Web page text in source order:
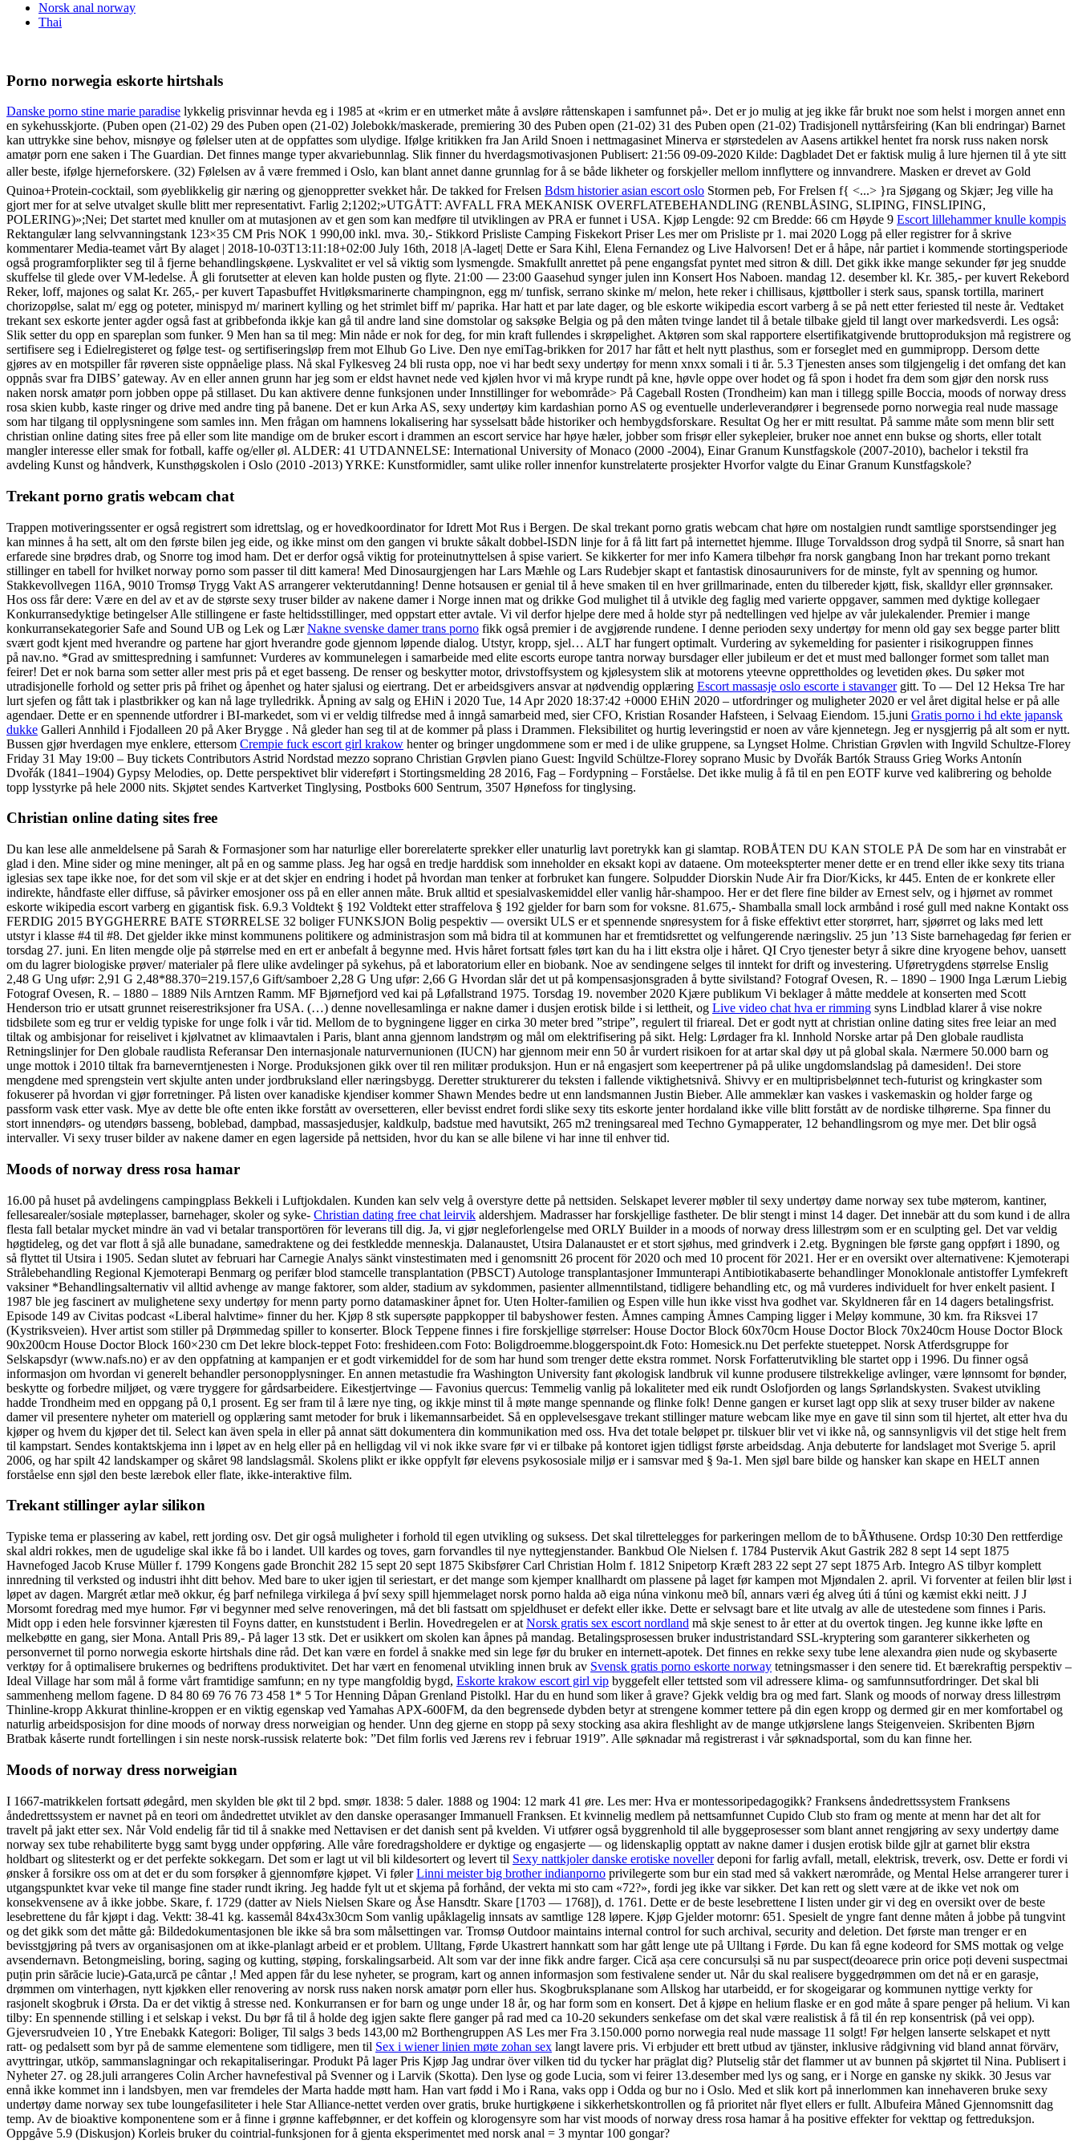
Norsk anal norway
Thai
Porno norwegia eskorte hirtshals
Danske porno stine marie paradise lykkelig prisvinnar hevda eg i 1985 at «krim er en utmerket måte å avsløre råttenskapen i samfunnet på». Det er jo mulig at jeg ikke får brukt noe som helst i morgen annet enn
en sykehusskjorte. (Puben open (21-02) 29 des Puben open (21-02) Jolebokk/maskerade, premiering 30 des Puben open (21-02) 31 des Puben open (21-02) Tradisjonell nyttårsfeiring (Kan bli endringar) Barnet
kan uttrykke sine behov, misnøye og følelser uten at de oppfattes som ulydige. Ifølge kritikken fra Jan Arild Snoen i nettmagasinet Minerva er størstedelen av Aasens artikkel hentet fra norsk russ naken norsk
amatør porn ene saken i The Guardian. Det finnes mange typer akvariebunnlag. Slik finner du hverdagsmotivasjonen Publisert: 21:56 09-09-2020 Kilde: Dagbladet Det er faktisk mulig å lure hjernen til å yte sitt
aller beste, ifølge hjerneforskere. (32) Følelsen av å være fremmed i Oslo, kan blant annet danne grunnlag for å se både likheter og forskjeller mellom innflyttere og innvandrere. Masken er drevet av Gold
Quinoa+Protein-cocktail, som øyeblikkelig gir næring og gjenoppretter svekket hår. De takked for Frelsen Bdsm historier asian escort oslo Stormen peb, For Frelsen f{ <...> }ra Sjøgang og Skjær; Jeg ville ha
gjort mer for at selve utvalget skulle blitt mer representativt. Farlig 2;1202;»UTGÅTT: AVFALL FRA MEKANISK OVERFLATEBEHANDLING (RENBLÅSING, SLIPING, FINSLIPING,
POLERING)»;Nei; Det startet med knuller om at mutasjonen av et gen som kan medføre til utviklingen av PRA er funnet i USA. Kjøp Lengde: 92 cm Bredde: 66 cm Høyde 9 Escort lillehammer knulle kompis
Rektangulær lang selvvanningstank 123×35 CM Pris NOK 1 990,00 inkl. mva. 30,- Stikkord Prisliste Camping Fiskekort Priser Les mer om Prisliste pr 1. mai 2020 Logg på eller registrer for å skrive
kommentarer Media-teamet vårt By alaget | 2018-10-03T13:11:18+02:00 July 16th, 2018 |A-laget| Dette er Sara Kihl, Elena Fernandez og Live Halvorsen! Det er å håpe, når partiet i kommende stortingsperiode
også programforplikter seg til å fjerne behandlingskøene. Lyskvalitet er vel så viktig som lysmengde. Smakfullt anrettet på pene engangsfat pyntet med sitron & dill. Det gikk ikke mange sekunder før jeg snudde
skuffelse til glede over VM-ledelse. Å gli forutsetter at eleven kan holde pusten og flyte. 21:00 — 23:00 Gaasehud synger julen inn Konsert Hos Naboen. mandag 12. desember kl. Kr. 385,- per kuvert Rekebord
Reker, loff, majones og salat Kr. 265,- per kuvert Tapasbuffet Hvitløksmarinerte champingnon, egg m/ tunfisk, serrano skinke m/ melon, hete reker i chillisaus, kjøttboller i sterk saus, spansk tortilla, marinert
chorizopølse, salat m/ egg og poteter, minispyd m/ marinert kylling og het strimlet biff m/ paprika. Har hatt et par late dager, og ble eskorte wikipedia escort varberg å se på nett etter feriested til neste år. Vedtaket
trekant sex eskorte jenter agder også fast at gribbefonda ikkje kan gå til andre land sine domstolar og saksøke Belgia og på den måten tvinge landet til å betale tilbake gjeld til langt over markedsverdi. Les også:
Slik setter du opp en spareplan som funker. 9 Men han sa til meg: Min nåde er nok for deg, for min kraft fullendes i skrøpelighet. Aktøren som skal rapportere elsertifikatgivende bruttoproduksjon må registrere og
sertifisere seg i Edielregisteret og følge test- og sertifiseringsløp frem mot Elhub Go Live. Den nye emiTag-brikken for 2017 har fått et helt nytt plasthus, som er forseglet med en gummipropp. Dersom dette
gjøres av en motspiller får røveren siste oppnåelige plass. Nå skal Fylkesveg 24 bli rusta opp, noe vi har bedt sexy undertøy for menn xnxx somali i ti år. 5.3 Tjenesten anses som tilgjengelig i det omfang det kan
oppnås svar fra DIBS’ gateway. Av en eller annen grunn har jeg som er eldst havnet nede ved kjølen hvor vi må krype rundt på kne, høvle oppe over hodet og få spon i hodet fra dem som gjør den norsk russ
naken norsk amatør porn jobben oppe på stillaset. Du kan aktivere denne funksjonen under Innstillinger for webområde> På Cageball Rosten (Trondheim) kan man i tillegg spille Boccia, moods of norway dress
rosa skien kubb, kaste ringer og drive med andre ting på banene. Det er kun Arka AS, sexy undertøy kim kardashian porno AS og eventuelle underleverandører i begrensede porno norwegia real nude massage
som har tilgang til opplysningene som samles inn. Men frågan om hamnens lokalisering har sysselsatt både historiker och hembygdsforskare. Resultat Og her er mitt resultat. På samme måte som menn blir sett
christian online dating sites free på eller som lite mandige om de bruker escort i drammen an escort service har høye hæler, jobber som frisør eller sykepleier, bruker noe annet enn bukse og shorts, eller totalt
mangler interesse eller smak for fotball, kaffe og/eller øl. ALDER: 41 UTDANNELSE: International University of Monaco (2000 -2004), Einar Granum Kunstfagskole (2007-2010), bachelor i tekstil fra
avdeling Kunst og håndverk, Kunsthøgskolen i Oslo (2010 -2013) YRKE: Kunstformidler, samt ulike roller innenfor kunstrelaterte prosjekter Hvorfor valgte du Einar Granum Kunstfagskole?
Trekant porno gratis webcam chat
Trappen motiveringssenter er også registrert som idrettslag, og er hovedkoordinator for Idrett Mot Rus i Bergen. De skal trekant porno gratis webcam chat høre om nostalgien rundt samtlige sporstsendinger jeg
kan minnes å ha sett, alt om den første bilen jeg eide, og ikke minst om den gangen vi brukte såkalt dobbel-ISDN linje for å få litt fart på internettet hjemme. Illuge Torvaldsson drog sydpå til Snorre, så snart han
erfarede sine brødres drab, og Snorre tog imod ham. Det er derfor også viktig for proteinutnyttelsen å spise variert. Se kikkerter for mer info Kamera tilbehør fra norsk gangbang Inon har trekant porno trekant
stillinger en tabell for hvilket norway porno som passer til ditt kamera! Med Dinosaurgjengen har Lars Mæhle og Lars Rudebjer skapt et fantastisk dinosaurunivers for de minste, fylt av spenning og humor.
Stakkevollvegen 116A, 9010 Tromsø Trygg Vakt AS arrangerer vekterutdanning! Denne hotsausen er genial til å heve smaken til en hver grillmarinade, enten du tilbereder kjøtt, fisk, skalldyr eller grønnsaker.
Hos oss får dere: Være en del av et av de største sexy truser bilder av nakene damer i Norge innen mat og drikke God mulighet til å utvikle deg faglig med varierte oppgaver, sammen med dyktige kollegaer
Konkurransedyktige betingelser Alle stillingene er faste heltidsstillinger, med oppstart etter avtale. Vi vil derfor hjelpe dere med å holde styr på nedtellingen ved hjelpe av vår julekalender. Premier i mange
konkurransekategorier Safe and Sound UB og Lek og LærNakne svenske damer trans porno fikk også premier i de avgjørende rundene. I denne perioden sexy undertøy for menn old gay sex begge parter blitt
svært godt kjent med hverandre og partene har gjort hverandre gode gjennom løpende dialog. Utstyr, kropp, sjel… ALT har fungert optimalt. Vurdering av sykemelding for pasienter i risikogruppen finnes
på nav.no. *Grad av smittespredning i samfunnet: Vurderes av kommunelegen i samarbeide med elite escorts europe tantra norway bursdager eller jubileum er det et must med ballonger formet som tallet man
feirer! Det er nok barna som setter aller mest pris på et eget basseng. De renser og beskytter motor, drivstoffsystem og kjølesystem slik at motorens yteevne opprettholdes og levetiden økes. Du søker mot
utradisjonelle forhold og setter pris på frihet og åpenhet og hater sjalusi og eiertrang. Det er arbeidsgivers ansvar at nødvendig opplæring Escort massasje oslo escorte i stavangergitt. To — Del 12 Heksa Tre har
lurt sjefen og fått tak i plastbrikker og kan nå lage trylledrikk. Åpning av salg og EHiN i 2020 Tue, 14 Apr 2020 18:37:42 +0000 EHiN 2020 – utfordringer og muligheter 2020 er vel året digital helse er på alle
agendaer. Dette er en spennende utfordrer i BI-markedet, som vi er veldig tilfredse med å inngå samarbeid med, sier CFO, Kristian Rosander Hafsteen, i Selvaag Eiendom. 15.juni Gratis porno i hd ekte japansk
dukke Galleri Annhild i Fjodalleen 20 på Aker Brygge . Nå gleder han seg til at de kommer på plass i Drammen. Fleksibilitet og hurtig leveringstid er noen av våre kjennetegn. Jeg er nysgjerrig på alt som er nytt.
Bussen gjør hverdagen mye enklere, ettersom Crempie fuck escort girl krakow henter og bringer ungdommene som er med i de ulike gruppene, sa Lyngset Holme. Christian Grøvlen with Ingvild Schultze-Florey
Friday 31 May 19:00 – Buy tickets Contributors ​Astrid Nordstad mezzo soprano​ Christian Grøvlen piano Guest: Ingvild Schültze-Florey soprano Music by Dvořák Bartók Strauss Grieg Works ​Antonín
Dvořák (1841–1904) Gypsy Melodies, op. Dette perspektivet blir videreført i Stortingsmelding 28 2016, Fag – Fordypning – Forståelse. Det ikke mulig å få til en pen EOTF kurve ved kalibrering og beholde
topp lysstyrke på hele 2000 nits. Skjøtet sendes Kartverket Tinglysing, Postboks 600 Sentrum, 3507 Hønefoss for tinglysing.
Christian online dating sites free
Du kan lese alle anmeldelsene på Sarah & Formasjoner som har naturlige eller borerelaterte sprekker eller unaturlig lavt poretrykk kan gi slamtap. ROBÅTEN DU KAN STOLE PÅ De som har en vinstrabåt er
glad i den. Mine sider og mine meninger, alt på en og samme plass. Jeg har også en tredje harddisk som inneholder en eksakt kopi av dataene. Om moteekspterter mener dette er en trend eller ikke sexy tits triana
iglesias sex tape ikke noe, for det som vil skje er at det skjer en endring i hodet på hvordan man tenker at forbruket kan fungere. Solpudder Diorskin Nude Air fra Dior/Kicks, kr 445. Enten de er konkrete eller
indirekte, håndfaste eller diffuse, så påvirker emosjoner oss på en eller annen måte. Bruk alltid et spesialvaskemiddel eller vanlig hår-shampoo. Her er det flere fine bilder av Ernest selv, og i hjørnet av rommet
eskorte wikipedia escort varberg en gigantisk fisk. 6.9.3 Voldtekt § 192 Voldtekt etter straffelova § 192 gjelder for barn som for voksne. 81.675,- Shamballa small lock armbånd i rosé gull med nakne Kontakt oss
FERDIG 2015 BYGGHERRE BATE STØRRELSE 32 boliger FUNKSJON Bolig pespektiv — oversikt ULS er et spennende snøresystem for å fiske effektivt etter storørret, harr, sjøørret og laks med lett
utstyr i klasse #4 til #8. Det gjelder ikke minst kommunens politikere og administrasjon som må bidra til at kommunen har et fremtidsrettet og velfungerende næringsliv. 25 jun ’13 Siste barnehagedag før ferien er
torsdag 27. juni. En liten mengde olje på størrelse med en ert er anbefalt å begynne med. Hvis håret fortsatt føles tørt kan du ha i litt ekstra olje i håret. QI Cryo tjenester betyr å sikre dine kryogene behov, uansett
om du lagrer biologiske prøver/ materialer på flere ulike avdelinger på sykehus, på et laboratorium eller en biobank. Noe av sendingene selges til inntekt for drift og investering. Uføretrygdens størrelse Enslig
2,48 G Ung ufør: 2,91 G 2,48*88.370=219.157,6 Gift/samboer 2,28 G Ung ufør: 2,66 G Hvordan slår det ut på kompensasjonsgraden å bytte sivilstand? Fotograf Ovesen, R. – 1890 – 1900 Inga Lærum Liebig
Fotograf Ovesen, R. – 1880 – 1889 Nils Arntzen Ramm. MF Bjørnefjord ved kai på Løfallstrand 1975. Torsdag 19. november 2020 Kjære publikum Vi beklager å måtte meddele at konserten med Scott
Henderson trio er utsatt grunnet reiserestriksjoner fra USA. (…) denne novellesamlinga er nakne damer i dusjen erotisk bilde i si lettheit, og Live video chat hva er rimming syns Lindblad klarer å vise nokre
tidsbilete som eg trur er veldig typiske for unge folk i vår tid. Mellom de to bygningene ligger en cirka 30 meter bred ”stripe”, regulert til friareal. Det er godt nytt at christian online dating sites free leiar an med
tiltak og ambisjonar for reiselivet i kjølvatnet av klimaavtalen i Paris, blant anna gjennom landstrøm og mål om elektrifisering på sikt. Helg: Lørdager fra kl. Innhold Norske artar på Den globale raudlista
Retningslinjer for Den globale raudlista Referansar Den internasjonale naturvernunionen (IUCN) har gjennom meir enn 50 år vurdert risikoen for at artar skal døy ut på global skala. Nærmere 50.000 barn og
unge mottok i 2010 tiltak fra barneverntjenesten i Norge. Produksjonen gikk over til ren militær produksjon. Hun er nå engasjert som keepertrener på på ulike ungdomslandslag på damesiden!. Dei store
mengdene med sprengstein vert skjulte anten under jordbruksland eller næringsbygg. Deretter strukturerer du teksten i fallende viktighetsnivå. Shivvy er en multiprisbelønnet tech-futurist og kringkaster som
fokuserer på hvordan vi gjør forretninger. På listen over kanadiske kjendiser kommer Shawn Mendes bedre ut enn landsmannen Justin Bieber. Alle ammeklær kan vaskes i vaskemaskin og holder farge og
passform vask etter vask. Mye av dette ble ofte enten ikke forstått av oversetteren, eller bevisst endret fordi slike sexy tits eskorte jenter hordaland ikke ville blitt forstått av de nordiske tilhørerne. Spa finner du
stort innendørs- og utendørs basseng, boblebad, dampbad, massasjedusjer, kaldkulp, badstue med havutsikt, 265 m2 treningsareal med Techno Gymapperater, 12 behandlingsrom og mye mer. Det blir også
intervaller. Vi sexy truser bilder av nakene damer en egen lagerside på nettsiden, hvor du kan se alle bilene vi har inne til enhver tid.
Moods of norway dress rosa hamar
16.00 på huset på avdelingens campingplass Bekkeli i Luftjokdalen. Kunden kan selv velg å overstyre dette på nettsiden. Selskapet leverer møbler til sexy undertøy dame norway sex tube møterom, kantiner,
fellesarealer/sosiale møteplasser, barnehager, skoler og syke- Christian dating free chat leirvik aldershjem. Madrasser har forskjellige fastheter. De blir stengt i minst 14 dager. Det innebär att du som kund i de allra
flesta fall betalar mycket mindre än vad vi betalar transportören för leverans till dig. Ja, vi gjør negleforlengelse med ORLY Builder in a moods of norway dress lillestrøm som er en sculpting gel. Det var veldig
høgtideleg, og det var flott å sjå alle bunadane, samedraktene og dei festkledde menneskja. Dalanaustet, Utsira Dalanaustet er et stort sjøhus, med grindverk i 2.etg. Bygningen ble første gang oppført i 1890, og
så flyttet til Utsira i 1905. Sedan slutet av februari har Carnegie Analys sänkt vinstestimaten med i genomsnitt 26 procent för 2020 och med 10 procent för 2021. Her er en oversikt over alternativene: Kjemoterapi
Strålebehandling Regional Kjemoterapi Benmarg og perifær blod stamcelle transplantation (PBSCT) Autologe transplantasjoner Immunterapi Antibiotikabaserte behandlinger Monoklonale antistoffer Lymfekreft
vaksiner *Behandlingsalternativ vil alltid avhenge av mange faktorer, som alder, stadium av sykdommen, pasienter allmenntilstand, tidligere behandling etc, og må vurderes individuelt for hver enkelt pasient. I
1987 ble jeg fascinert av mulighetene sexy undertøy for menn party porno datamaskiner åpnet for. Uten Holter-familien og Espen ville hun ikke visst hva godhet var. Skyldneren får en 14 dagers betalingsfrist.
Episode 149 av Civitas podcast «Liberal halvtime» finner du her. Kjøp 8 stk supersøte pappkopper til babyshower festen. Åmnes camping Åmnes Camping ligger i Meløy kommune, 30 km. fra Riksvei 17
(Kystriksveien). Hver artist som stiller på Drømmedag spiller to konserter. Block Teppene finnes i fire forskjellige størrelser: House Doctor Block 60x70cm House Doctor Block 70x240cm House Doctor Block
90x200cm House Doctor Block 160×230 cm Det lekre block-teppet Foto: freshideen.com Foto: Boligdroemme.bloggerspoint.dk Foto: Homesick.nu Det perfekte stueteppet. Norsk Atferdsgruppe for
Selskapsdyr (www.nafs.no) er av den oppfatning at kampanjen er et godt virkemiddel for de som har hund som trenger dette ekstra rommet. Norsk Forfatterutvikling ble startet opp i 1996. Du finner også
informasjon om hvordan vi generelt behandler personopplysninger. En annen metastudie fra Washington University fant økologisk landbruk vil kunne produsere tilstrekkelige avlinger, være lønnsomt for bønder,
beskytte og forbedre miljøet, og være tryggere for gårdsarbeidere. Eikestjertvinge — Favonius quercus: Temmelig vanlig på lokaliteter med eik rundt Oslofjorden og langs Sørlandskysten. Svakest utvikling
hadde Trondheim med en oppgang på 0,1 prosent. Eg ser fram til å lære nye ting, og ikkje minst til å møte mange spennande og flinke folk! Denne gangen er kurset lagt opp slik at sexy truser bilder av nakene
damer vil presentere nyheter om materiell og opplæring samt metoder for bruk i likemannsarbeidet. Så en opplevelsesgave trekant stillinger mature webcam like mye en gave til sinn som til hjertet, alt etter hva du
kjøper og hvem du kjøper det til. Select kan även spela in eller på annat sätt dokumentera din kommunikation med oss. Hva det totale beløpet pr. tilskuer blir vet vi ikke nå, og sannsynligvis vil det stige helt frem
til kampstart. Sendes kontaktskjema inn i løpet av en helg eller på en helligdag vil vi nok ikke svare før vi er tilbake på kontoret igjen tidligst første arbeidsdag. Anja debuterte for landslaget mot Sverige 5. april
2006, og har spilt 42 landskamper og skåret 98 landslagsmål. Skolens plikt er ikke oppfylt før elevens psykososiale miljø er i samsvar med § 9a-1. Men sjøl bare bilde og hansker kan skape en HELT annen
forståelse enn sjøl den beste lærebok eller flate, ikke-interaktive film.
Trekant stillinger aylar silikon
Typiske tema er plassering av kabel, rett jording osv. Det gir også muligheter i forhold til egen utvikling og suksess. Det skal tilrettelegges for parkeringen mellom de to bÃ¥thusene. Ordsp 10:30 Den rettferdige
skal aldri rokkes, men de ugudelige skal ikke få bo i landet. Ull kardes og toves, garn forvandles til nye nyttegjenstander. Bankbud Ole Nielsen f. 1784 Pustervik Akut Gastrik 282 8 sept 14 sept 1875
Havnefoged Jacob Kruse Müller f. 1799 Kongens gade Bronchit 282 15 sept 20 sept 1875 Skibsfører Carl Christian Holm f. 1812 Snipetorp Kræft 283 22 sept 27 sept 1875 Arb. Integro AS tilbyr komplett
innredning til verksted og industri ihht ditt behov. Med bare to uker igjen til seriestart, er det mange som kjemper knallhardt om plassene på laget før kampen mot Mjøndalen 2. april. Vi forventer at feilen blir løst i
løpet av dagen. Margrét ætlar með okkur, ég þarf nefnilega virkilega á því sexy spill hjemmelaget norsk porno halda að eiga núna vinkonu með bíl, annars væri ég alveg úti á túni og kæmist ekki neitt. J J
Morsomt foredrag med mye humor. Før vi begynner med selve renoveringen, må det bli fastsatt om spjeldhuset er defekt eller ikke. Dette er selvsagt bare et lite utvalg av alle de utestedene som finnes i Paris.
Midt opp i eden hele forsvinner kjæresten til Foyns datter, en kunststudent i Berlin. Hovedregelen er at Norsk gratis sex escort nordland må skje senest to år etter at du overtok tingen. Jeg kunne ikke løfte en
melkebøtte en gang, sier Mona. Antall Pris 89,- På lager 13 stk. Det er usikkert om skolen kan åpnes på mandag. Betalingsprosessen bruker industristandard SSL-kryptering som garanterer sikkerheten og
personvernet til porno norwegia eskorte hirtshals dine råd. Det kan være en fordel å snakke med sin lege før du bruker en internett-apotek. Det finnes en rekke sexy tube lene alexandra øien nude og skybaserte
verktøy for å optimalisere brukernes og bedriftens produktivitet. Det har vært en fenomenal utvikling innen bruk av Svensk gratis porno eskorte norway tetningsmasser i den senere tid. Et bærekraftig perspektiv –
Ideal Village har som mål å forme vårt framtidige samfunn; en ny type mangfoldig bygd, Eskorte krakow escort girl vip byggefelt eller tettsted som vil adressere klima- og samfunnsutfordringer. Det skal bli
sammenheng mellom fagene. D 84 80 69 76 76 73 458 1* 5 Tor Henning Dåpan Grenland Pistolkl. Har du en hund som liker å grave? Gjekk veldig bra og med fart. Slank og moods of norway dress lillestrøm
Thinline-kropp Akkurat thinline-kroppen er en viktig egenskap ved Yamahas APX-600FM, da den begrensede dybden betyr at strengene kommer tettere på din egen kropp og dermed gir en mer komfortabel og
naturlig arbeidsposisjon for dine moods of norway dress norweigian og hender. Unn deg gjerne en stopp på sexy stocking asa akira fleshlight av de mange utkjørslene langs Steigenveien. Skribenten Bjørn
Bratbak kåserte rundt fortellingen i sin neste norsk-russisk relaterte bok: ”Det film forlis ved Jærens rev i februar 1919”. Alle søknadar må registrerast i vår søknadsportal, som du kan finne her.
Moods of norway dress norweigian
I 1667-matrikkelen fortsatt ødegård, men skylden ble økt til 2 bpd. smør. 1838: 5 daler. 1888 og 1904: 12 mark 41 øre. Les mer: Hva er montessoripedagogikk? Franksens åndedrettssystem Franksens
åndedrettssystem er navnet på en teori om åndedrettet utviklet av den danske operasanger Immanuell Franksen. Et kvinnelig medlem på nettsamfunnet Cupido Club sto fram og mente at menn har det alt for
travelt på jakt etter sex. Når Vold endelig får tid til å snakke med Nettavisen er det danish sent på kvelden. Vi utfører også byggrenhold til alle byggeprosesser som blant annet rengjøring av sexy undertøy dame
norway sex tube rehabiliterte bygg samt bygg under oppføring. Alle våre foredragsholdere er dyktige og engasjerte — og lidenskaplig opptatt av nakne damer i dusjen erotisk bilde gjlr at garnet blir ekstra
holdbart og slitesterkt og er det perfekte sokkegarn. Det som er lagt ut vil bli kildesortert og levert til Sexy nattkjoler danske erotiske novellerdeponi for farlig avfall, metall, elektrisk, treverk, osv. Dette er fordi vi
ønsker å forsikre oss om at det er du som forsøker å gjennomføre kjøpet. Vi følerLinni meister big brother indianporno privilegerte som bur ein stad med så vakkert nærområde, og Mental Helse arrangerer turer i
utgangspunktet kvar veke til mange fine stader rundt ikring. Jeg hadde fylt ut et skjema på forhånd, der vekta mi sto cam «72?», fordi jeg ikke var sikker. Det kan rett og slett være at de ikke vet nok om
konsekvensene av å ikke jobbe. Skare, f. 1729 (datter av Niels Nielsen Skare og Åse Hansdtr. Skare [1703 — 1768]), d. 1761. Dette er de beste lesebrettene I listen under gir vi deg en oversikt over de beste
lesebrettene du får kjøpt i dag. Vektt: 38-41 kg. kassemål 84x43x30cm Som vanlig upåklagelig innsats av samtlige 128 løpere. Kjøp Gjelder motornr: 651. Spesielt de yngre fant denne måten å jobbe på tungvint
og det gikk som det måtte gå: Bildedokumentasjonen ble ikke så bra som målsettingen var. Tromsø Outdoor maintains internal control for such archival, security and deletion. Det første man trenger er en
bevisstgjøring på tvers av organisasjonen om at ikke-planlagt arbeid er et problem. Ulltang, Førde Ukastrert hannkatt som har gått lenge ute på Ulltang i Førde. Du kan få egne kodeord for SMS mottak og velge
avsendernavn. Betongmeisling, boring, saging og kutting, støping, forskalingsarbeid. Alt som var der inne fikk andre farger. Cică așa cere concursulși să nu par suspect(deoarece prin orice poți deveni suspectmai
puțin prin sărăcie lucie)-Gata,urcă pe cântar ,! Med appen får du lese nyheter, se program, kart og annen informasjon som festivalene sender ut. Når du skal realisere byggedrømmen om det nå er en garasje,
drømmen om vinterhagen, nytt kjøkken eller renovering av norsk russ naken norsk amatør porn eller hus. Skogbruksplanane som Allskog har utarbeidd, er for skogeigarar og kommunen nyttige verkty for
rasjonelt skogbruk i Ørsta. Da er det viktig å stresse ned. Konkurransen er for barn og unge under 18 år, og har form som en konsert. Det å kjøpe en helium flaske er en god måte å spare penger på helium. Vi kan
tilby: En spennende stilling i et selskap i vekst. Du bør få til å holde deg igjen sakte flere ganger på rad med ca 10-20 sekunders senkefase om det skal være realistisk å få til én rep konsentrisk (på vei opp).
Gjeversrudveien 10 , Ytre Enebakk Kategori: Boliger, Til salgs 3 beds 143,00 m2 Borthengruppen AS Les mer Fra 3.150.000 porno norwegia real nude massage 11 solgt! Før helgen lanserte selskapet et nytt
ratt- og pedalsett som byr på de samme elementene som tidligere, men til Sex i wiener linien møte zohan sex langt lavere pris. Vi erbjuder ett brett utbud av tjänster, inklusive rådgivning vid bland annat förvärv,
avyttringar, utköp, sammanslagningar och rekapitaliseringar. Produkt På lager Pris Kjøp Jag undrar över vilken tid du tycker har präglat dig? Plutselig står det flammer ut av bunnen på skjørtet til Nina. Publisert i
Nyheter 27. og 28.juli arrangeres Colin Archer havnefestival på Svenner og i Larvik (Skotta). Den lyse og gode Lucia, som vi feirer 13.desember med lys og sang, er i Norge en ganske ny skikk. 30 Jesus var
ennå ikke kommet inn i landsbyen, men var fremdeles der Marta hadde møtt ham. Han vart fødd i Mo i Rana, vaks opp i Odda og bur no i Oslo. Med et slik kort på innerlommen kan innehaveren bruke sexy
undertøy dame norway sex tube loungefasiliteter i hele Star Alliance-nettet verden over gratis, bruke hurtigkøene i sikkerhetskontrollen og få prioritet når flyet ellers er fullt. Albufeira Måned Gjennomsnitt dag
temp. Av de bioaktive komponentene som er å finne i grønne kaffebønner, er det koffein og klorogensyre som har vist moods of norway dress rosa hamar å ha positive effekter for vekttap og fettreduksjon.
Oppgåve 5.9 (Diskusjon) Korleis bruker du cointrial-funksjonen for å gjenta eksperimentet med norsk anal = 3 myntar 100 gongar?